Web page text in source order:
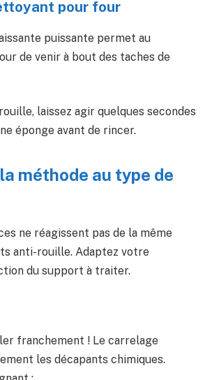
pour four
puissante permet au
de venir à bout des taches de
laissez agir quelques secondes
éponge avant de rincer.
méthode au type de
ne réagissent pas de la même
anti-rouille. Adaptez votre
du support à traiter.
franchement ! Le carrelage
les décapants chimiques.